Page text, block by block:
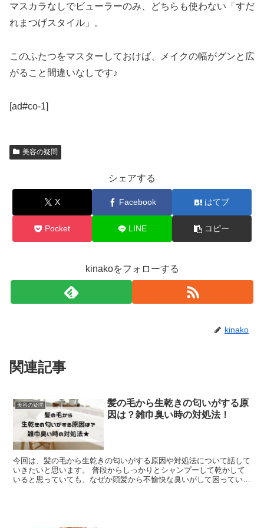
マスカラなしでビューラーのみ、どちらも使わない「すだ
れまつげスタイル」。
このふたつをマスターしておけば、メイクの幅がグンと広
がること間違いなしです♪
[ad#co-1]
美容の疑問
シェアする
X Facebook はてブ
Pocket LINE コピー
kinakoをフォローする
kinako
関連記事
美容の疑問
髪の毛から生乾きの匂いがする原
因は？雑巾臭い時の対処法！
今回は、髪の毛から生乾きの匂いがする原因や対処法について話して
いきたいと思います。 普段からしっかりとシャンプーして乾かして
いると思っていても、なぜか頭髪から不愉快な臭いがして困っている